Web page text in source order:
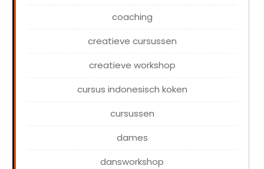
coaching
creatieve cursussen
creatieve workshop
cursus indonesisch koken
cursussen
dames
dansworkshop